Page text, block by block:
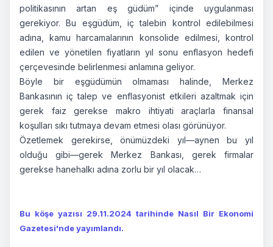
politikasının artan eş güdüm” içinde uygulanması
gerekiyor. Bu eşgüdüm, iç talebin kontrol edilebilmesi
adına, kamu harcamalarının konsolide edilmesi, kontrol
edilen ve yönetilen fiyatların yıl sonu enflasyon hedefi
çerçevesinde belirlenmesi anlamına geliyor.
Böyle bir eşgüdümün olmaması halinde, Merkez
Bankasının iç talep ve enflasyonist etkileri azaltmak için
gerek faiz gerekse makro ihtiyati araçlarla finansal
koşulları sıkı tutmaya devam etmesi olası görünüyor.
Özetlemek gerekirse, önümüzdeki yıl—aynen bu yıl
olduğu gibi—gerek Merkez Bankası, gerek firmalar
gerekse hanehalkı adına zorlu bir yıl olacak…
Bu köşe yazısı 29.11.2024 tarihinde Nasıl Bir Ekonomi
Gazetesi'nde yayımlandı.